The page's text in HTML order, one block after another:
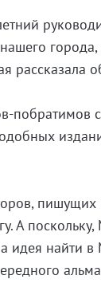
рассказала
побратимов
А
идея найти